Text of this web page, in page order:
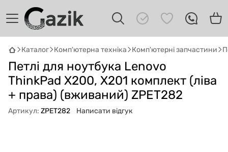
Каталог Комп'ютерна техніка Комп'ютерні запчастини
Петлі для ноутбука Lenovo
ThinkPad X200, X201 комплект (ліва
+ права) (вживаний) ZPET282
Артикул: ZPET282 Написати відгук
Онлайн · пошук техніки
Привіт! 👋 Я Gazik AI — допоможу
підібрати вживану комп'ютерну техніку.
Що шукаєш?